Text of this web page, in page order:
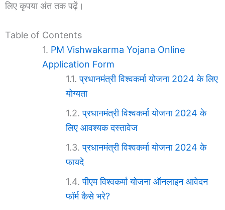
लिए कृपया अंत तक पढ़ें।
Table of Contents
PM Vishwakarma Yojana Online
Application Form
प्रधानमंत्री विश्वकर्मा योजना 2024 के लिए
योग्यता
प्रधानमंत्री विश्वकर्मा योजना 2024 के
लिए आवश्यक दस्तावेज
प्रधानमंत्री विश्वकर्मा योजना 2024 के
फायदे
पीएम विश्वकर्मा योजना ऑनलाइन आवेदन
फॉर्म कैसे भरे?